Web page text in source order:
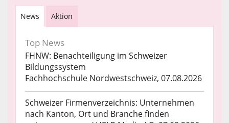
News Aktion
Top News
FHNW: Benachteiligung im Schweizer
Bildungssystem
Fachhochschule Nordwestschweiz, 07.08.2026
Schweizer Firmenverzeichnis: Unternehmen
nach Kanton, Ort und Branche finden